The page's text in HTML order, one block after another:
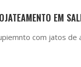
EM
com jatos de